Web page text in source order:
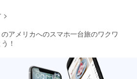
>
アメリカへのスマホ一台旅のワクワ
！